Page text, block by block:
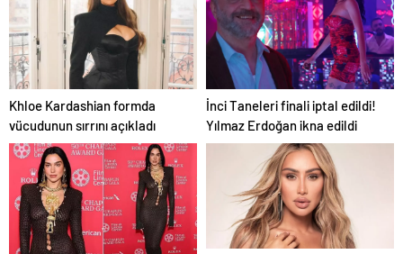
Khloe Kardashian formda
vücudunun sırrını açıkladı
İnci Taneleri finali iptal edildi!
Yılmaz Erdoğan ikna edildi